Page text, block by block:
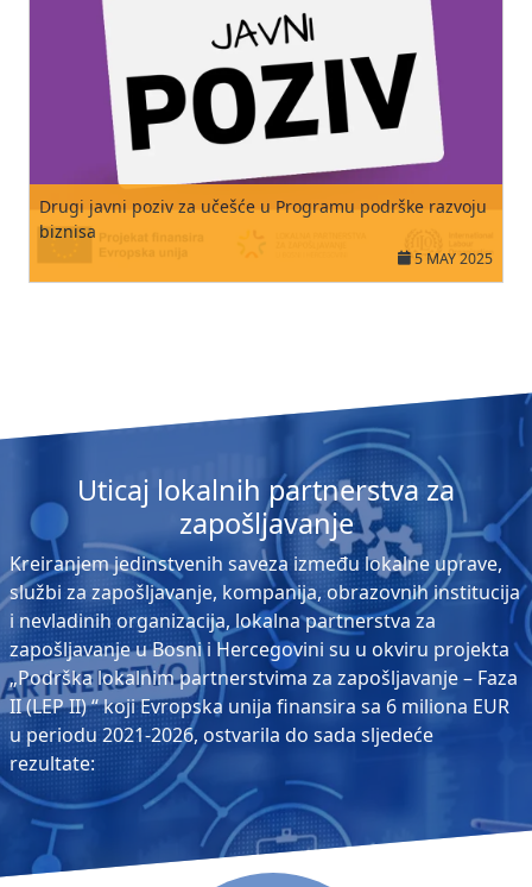
Drugi javni poziv za učešće u Programu podrške razvoju
biznisa
5 MAY 2025
Uticaj lokalnih partnerstva za
zapošljavanje
Kreiranjem jedinstvenih saveza između lokalne uprave,
službi za zapošljavanje, kompanija, obrazovnih institucija
i nevladinih organizacija, lokalna partnerstva za
zapošljavanje u Bosni i Hercegovini su u okviru projekta
„Podrška lokalnim partnerstvima za zapošljavanje – Faza
II (LEP II) “ koji Evropska unija finansira sa 6 miliona EUR
u periodu 2021-2026, ostvarila do sada sljedeće
rezultate: